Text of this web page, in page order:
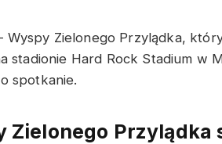
Wyspy Zielonego Przylądka,
stadionie Hard Rock Stadium w
spotkanie.
Zielonego Przylądka